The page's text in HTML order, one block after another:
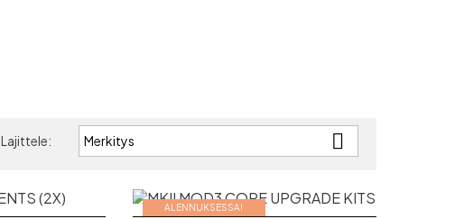
Lajittele: Merkitys 
ALENNUKSESSA!